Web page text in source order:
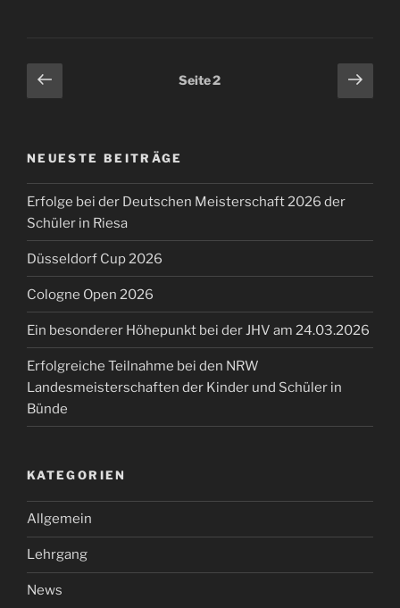
Seitennummerierung
der
Vorherige
Seite
Seite2
NEUESTE BEITRÄGE
Erfolge bei der Deutschen Meisterschaft 2026 der
Schüler in Riesa
Düsseldorf Cup 2026
Cologne Open 2026
Ein besonderer Höhepunkt bei der JHV am 24.03.2026
Erfolgreiche Teilnahme bei den NRW
Landesmeisterschaften der Kinder und Schüler in
Bünde
KATEGORIEN
Allgemein
Lehrgang
News